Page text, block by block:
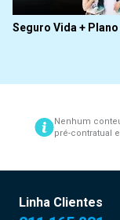
Seguro Vida +
Nenhum
pré-contratual
Linha Clientes